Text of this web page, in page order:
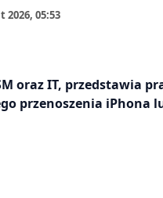
2026, 05:53
oraz IT, przedstawia
przenoszenia